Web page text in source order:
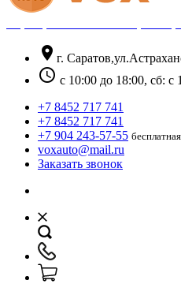
location_on г.
schedule с 10:00 до 18:00, сб:
+7 8452 717 741
+7 8452 717 741
+7 904 243-57-55
voxauto@mail.ru
Заказать звонок